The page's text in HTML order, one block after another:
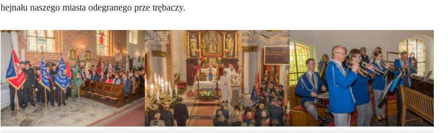
hejnału naszego miasta odegranego prze trębaczy.